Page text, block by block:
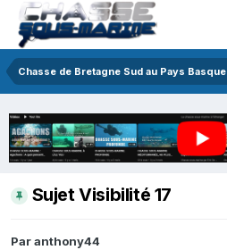
Chasse de Bretagne Sud au Pays Basque
Sujet Visibilité 17
Paranthony44